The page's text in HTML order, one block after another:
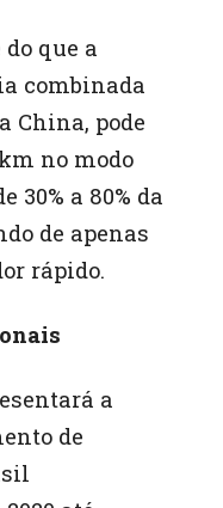
que a
combinada
China, pode
no modo
30% a 80% da
de apenas
rápido.
a
de